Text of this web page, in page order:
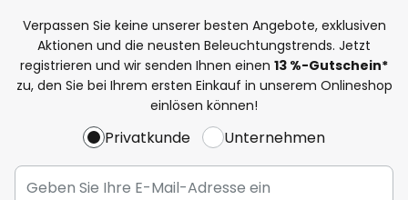
Verpassen Sie keine unserer besten Angebote, exklusiven
Aktionen und die neusten Beleuchtungstrends. Jetzt
registrieren und wir senden Ihnen einen 13 %-Gutschein*
zu, den Sie bei Ihrem ersten Einkauf in unserem Onlineshop
einlösen können!
Privatkunde Unternehmen